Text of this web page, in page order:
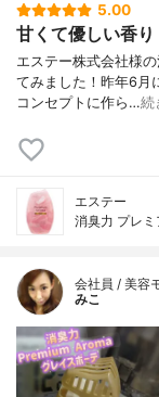
5.00
甘くて優しい香り
エステー株式会社様
てみました！昨年6月
コンセプトに作ら…続
エステー
消臭力 プレ
会社員 / 美容
みこ